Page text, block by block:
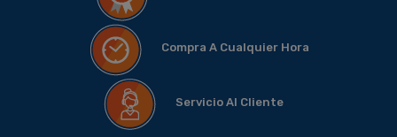
Compra A Cualquier Hora
Servicio Al Cliente